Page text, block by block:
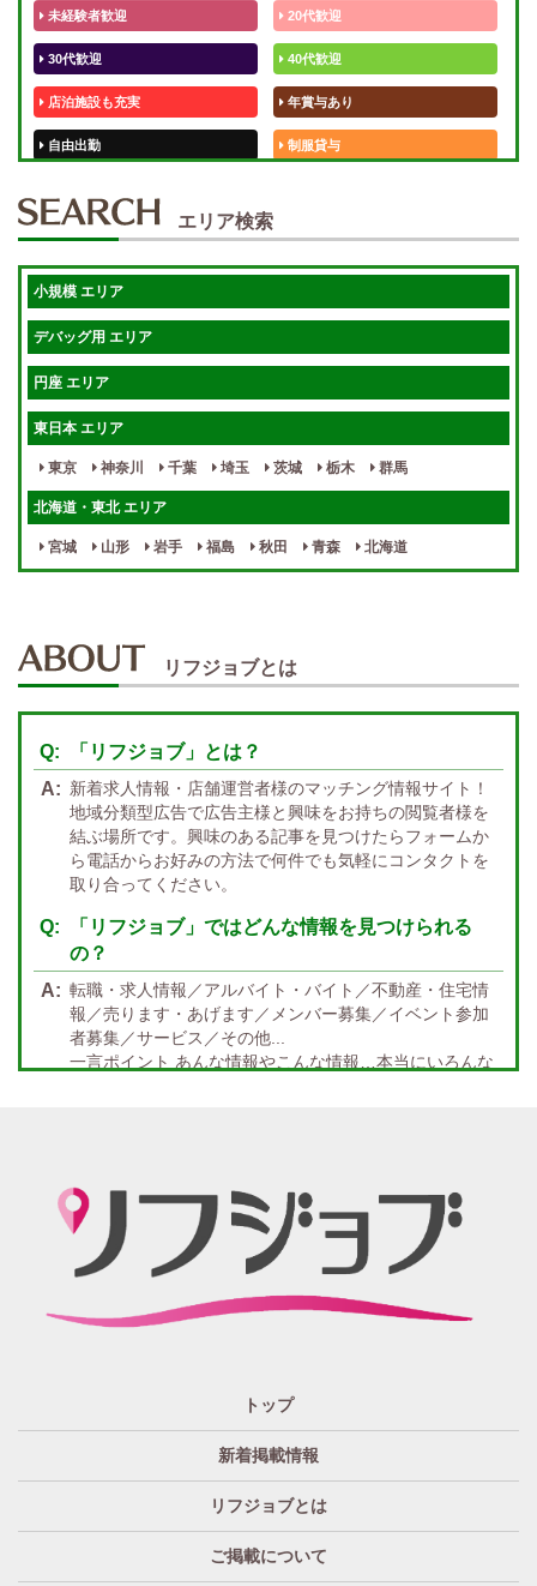
未経験者歓迎 20代歓迎
30代歓迎 40代歓迎
店泊施設も充実 年賞与あり
自由出勤 制服貸与
短期OK 入店祝金あり
週1～OK 健全店で安心！
指名料100％バック！ 寮完備
女性スタッフがいる！ 終電後店泊OK
かけもちOK 給与保証あり
週1日～OK
指名バック率高め 週1・月1～OK
託児所紹介あり 初心者歓迎
資格者優遇
宿泊・送迎あり 50代以上歓迎
経験者優遇
経験者歓迎 未経験者あり
未経験者金着 60代歓迎
エリア検索
小規模 エリア
デバッグ用 エリア
円座 エリア
東日本 エリア
東京 神奈川 千葉 埼玉 茨城 栃木 群馬
北海道・東北 エリア
宮城 山形 岩手 福島 秋田 青森 北海道
静岡
関西 エリア
九州・沖縄 エリア
大分 福岡 佐賀 長崎 宮崎 熊本 鹿児島 沖縄
中四国 エリア
岡山 鳥取 広島 島根
リフジョブとは
「リフジョブ」とは？
新着求人情報・店舗運営者様のマッチング情報サイト！
地域分類型広告で広告主様と興味をお持ちの閲覧者様を
結ぶ場所です。興味のある記事を見つけたらフォームか
ら電話からお好みの方法で何件でも気軽にコンタクトを
取り合ってください。
「リフジョブ」ではどんな情報を見つけられる
の？
転職・求人情報／アルバイト・バイト／不動産・住宅情
報／売ります・あげます／メンバー募集／イベント参加
者募集／サービス／その他...
一言ポイント あんな情報やこんな情報…本当にいろんな
紙面媒体スポーツ紙のあの広告求人情報から意味深長な
広告!?まで興味のある方もただ眺めてるだけ、という通り
すがりの方へも！もっとkhaosな情報たちを掲載する場所
が欲しい！というお客様の要望を実現、もっと広く発信
に、リフジョブは地域情報発信サービスを2016年10月よ
り開始いたしました。
「リフジョブ」は無料広告？
いいえ、リフジョブは収益広告として運営されておりま
トップ
新着掲載情報
リフジョブとは
ご掲載について